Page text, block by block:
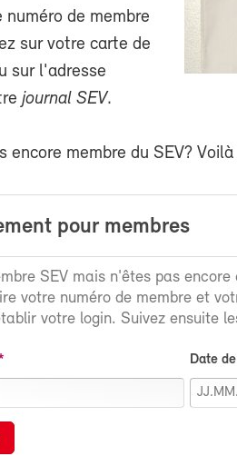
numéro de membre
sur votre carte de
sur l'adresse
journal SEV.
encore membre du SEV? Voilà
pour membres
SEV mais n'êtes pas
votre numéro de membre et
votre login. Suivez ensuite
Date